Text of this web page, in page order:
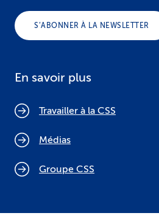
S’ABONNER À LA NEWSLETTER
En savoir plus
Travailler à la CSS
Médias
Groupe CSS